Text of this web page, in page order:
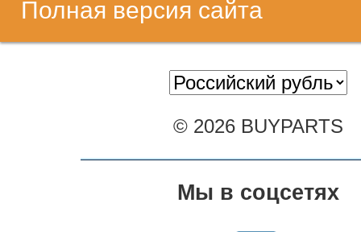
Полная версия сайта
© 2026 BUYPARTS
Мы в соцсетях